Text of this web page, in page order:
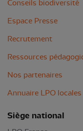
Conseils biodiversité
Espace Presse
Recrutement
Ressources
Nos partenaires
Annuaire LPO locales
Siège national